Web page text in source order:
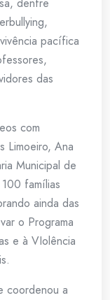
dentre
pacífica
das
com
Limoeiro, Ana
Municipal de
famílias
ainda das
o Programa
e à VIolência
coordenou a